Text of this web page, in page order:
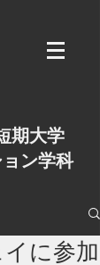
期大学
ン学科
に参加